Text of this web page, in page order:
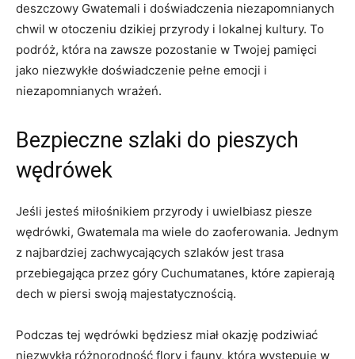
deszczowy Gwatemali i doświadczenia niezapomnianych
chwil w otoczeniu‌ dzikiej ⁢przyrody i​ lokalnej ‍kultury. To
podróż, która ⁣na zawsze pozostanie w Twojej pamięci
jako ⁢niezwykłe doświadczenie pełne ‍emocji i
niezapomnianych wrażeń.
Bezpieczne​ szlaki do pieszych
wędrówek
Jeśli jesteś miłośnikiem przyrody i ⁤uwielbiasz ⁢piesze
‌wędrówki, Gwatemala ‍ma wiele do zaoferowania. Jednym
z ‍najbardziej⁢ zachwycających​ szlaków jest trasa‍
przebiegająca przez góry Cuchumatanes, które⁣ zapierają​
dech w piersi swoją majestatycznością.
Podczas ‌tej wędrówki będziesz miał okazję podziwiać
niezwykłą różnorodność​ flory i fauny, ⁤która występuje w⁤